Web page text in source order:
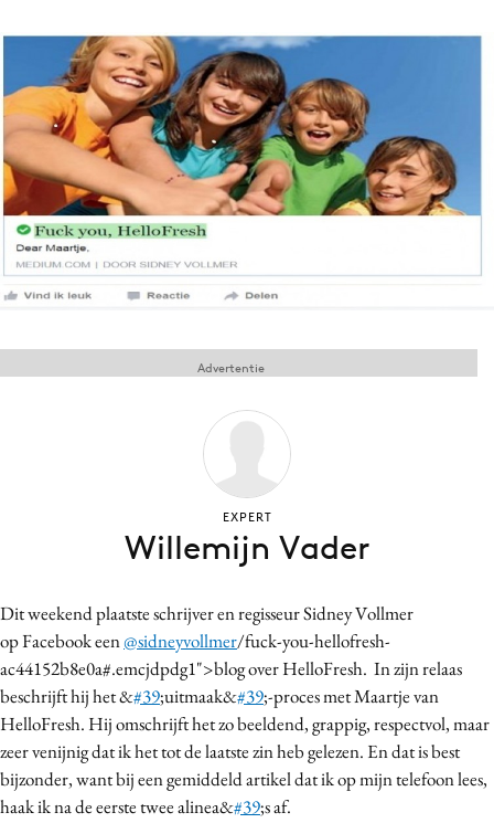
Menu
Home
9 sept: GenAI-training
12 nov: MarketingLive!
Adverteren
Opleidingen
Vacatures
Artificial Intelligence
Carriere
Contentmarketing
Craft
Customer Experience
Data & Insights
Design
Dit weekend plaatste schrijver en regisseur Sidney Vollmer
op Facebook een@sidneyvollmer/fuck-you-hellofresh-
ac44152b8e0a#.emcjdpdg1">blog over HelloFresh. In zijn relaas
beschrijft hij het &#39;uitmaak&#39;-proces met Maartje van
HelloFresh. Hij omschrijft het zo beeldend, grappig, respectvol, maar
zeer venijnig dat ik het tot de laatste zin heb gelezen. En dat is best
bijzonder, want bij een gemiddeld artikel dat ik op mijn telefoon lees,
haak ik na de eerste twee alinea&#39;s af.
Advertentie
EXPERT
Willemijn Vader